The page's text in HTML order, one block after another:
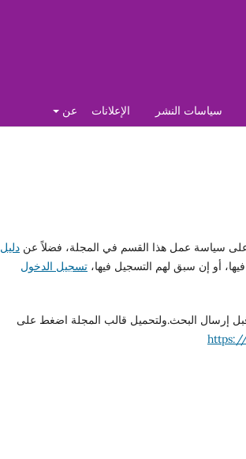
سياسات النشر الإعلانات عن
على سياسة عمل هذا القسم في المجلة، فضلاً عن دليل
أو إن سبق لهم التسجيل فيها، تسجيل الدخول
إرسال البحث.ولتحميل قالب المجلة اضغط على